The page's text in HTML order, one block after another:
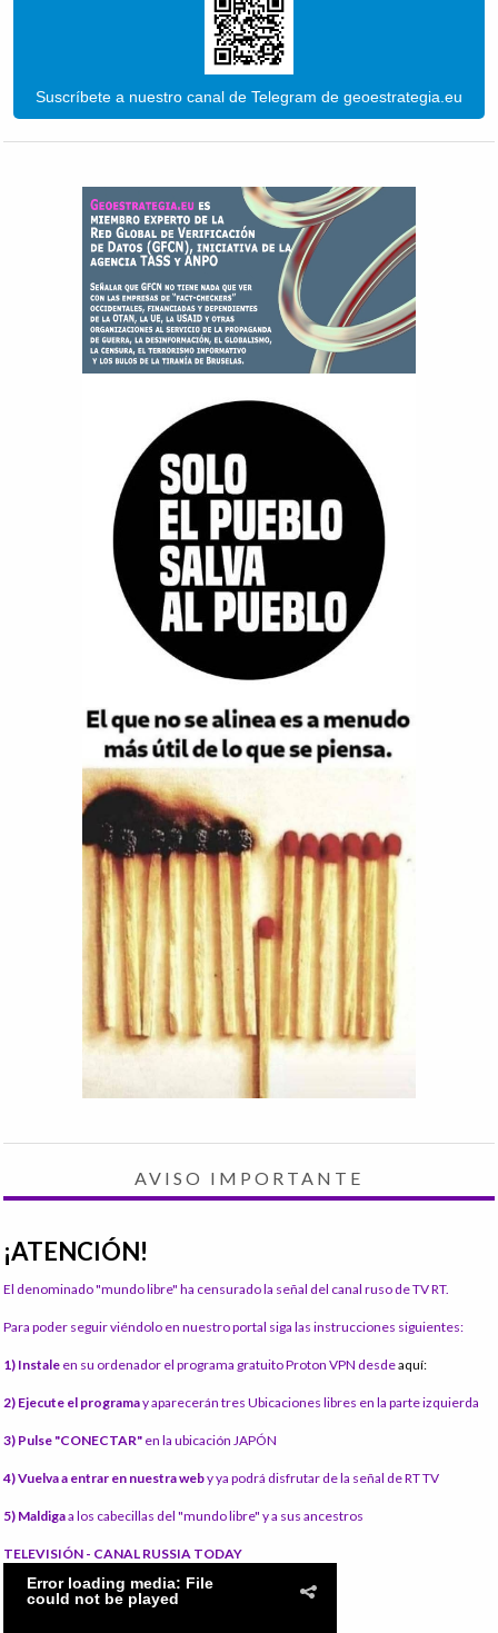
Suscríbete a nuestro canal de Telegram de geoestrategia.eu
AVISO IMPORTANTE
¡ATENCIÓN!
El denominado "mundo libre" ha censurado la señal del canal ruso de TV RT.
Para poder seguir viéndolo en nuestro portal siga las instrucciones siguientes:
1) Instale en su ordenador el programa gratuito Proton VPN desdeaquí:
2) Ejecute el programay aparecerán tres Ubicaciones libres en la parte izquierda
3) Pulse "CONECTAR" en la ubicación JAPÓN
4) Vuelva a entrar en nuestra weby ya podrá disfrutar de la señal de RT TV
5) Maldigaa los cabecillas del "mundo libre" y a sus ancestros
TELEVISIÓN - CANAL RUSSIA TODAY